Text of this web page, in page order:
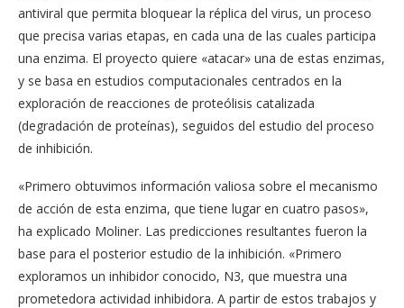
antiviral que permita bloquear la réplica del virus, un proceso
que precisa varias etapas, en cada una de las cuales participa
una enzima. El proyecto quiere «atacar» una de estas enzimas,
y se basa en estudios computacionales centrados en la
exploración de reacciones de proteólisis catalizada
(degradación de proteínas), seguidos del estudio del proceso
de inhibición.
«Primero obtuvimos información valiosa sobre el mecanismo
de acción de esta enzima, que tiene lugar en cuatro pasos»,
ha explicado Moliner. Las predicciones resultantes fueron la
base para el posterior estudio de la inhibición. «Primero
exploramos un inhibidor conocido, N3, que muestra una
prometedora actividad inhibidora. A partir de estos trabajos y